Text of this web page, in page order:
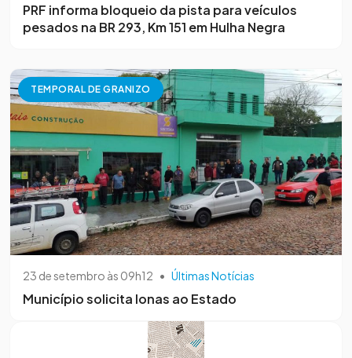
PRF informa bloqueio da pista para veículos
pesados na BR 293, Km 151 em Hulha Negra
TEMPORAL DE GRANIZO
23 de setembro às 09h12 • Últimas Notícias
Município solicita lonas ao Estado